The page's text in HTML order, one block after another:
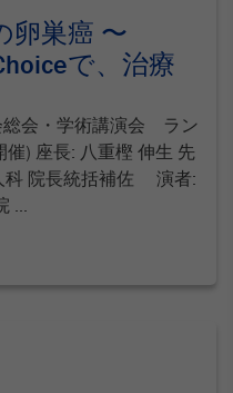
卵巣癌 〜
で、治療
総会・学術講演会 ラン
) 座長: 八重樫 伸生 先
科 院長統括補佐 演者:
...